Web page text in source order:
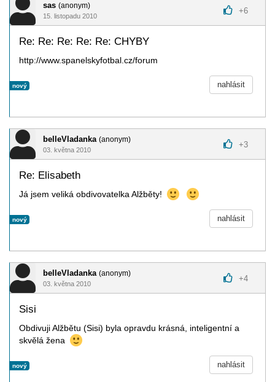
sas (anonym)
15. listopadu 2010
+6
Re: Re: Re: Re: Re: CHYBY
http://www.spanelskyfotbal.cz/forum
nový nahlásit
belleVladanka (anonym)
03. května 2010
+3
Re: Elisabeth
Já jsem veliká obdivovatelka Alžběty!
nový nahlásit
belleVladanka (anonym)
03. května 2010
+4
Sisi
Obdivuji Alžbětu (Sisi) byla opravdu krásná, inteligentní a
skvělá žena
nový nahlásit